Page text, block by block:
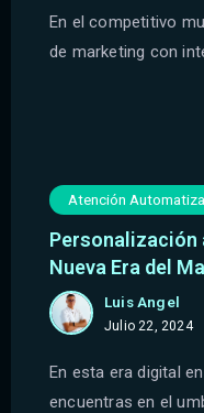
En el competitivo
de marketing con
Atención
Personalización
Nueva Era del
Luis Angel
Julio 22, 2024
En esta era digital
encuentras en el